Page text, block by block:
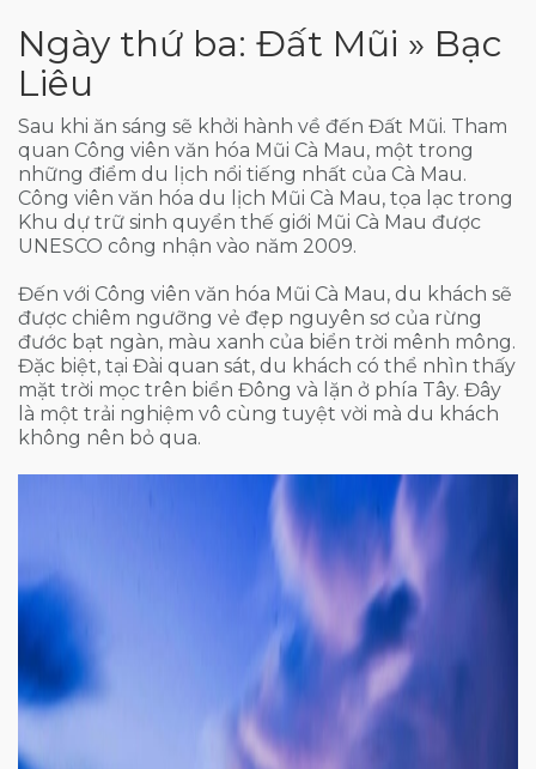
Ngày thứ ba: Đất Mũi » Bạc
Liêu
Sau khi ăn sáng sẽ khởi hành về đến Đất Mũi. Tham
quan Công viên văn hóa Mũi Cà Mau, một trong
những điểm du lịch nổi tiếng nhất của Cà Mau.
Công viên văn hóa du lịch Mũi Cà Mau, tọa lạc trong
Khu dự trữ sinh quyển thế giới Mũi Cà Mau được
UNESCO công nhận vào năm 2009.
Đến với Công viên văn hóa Mũi Cà Mau, du khách sẽ
được chiêm ngưỡng vẻ đẹp nguyên sơ của rừng
đước bạt ngàn, màu xanh của biển trời mênh mông.
Đặc biệt, tại Đài quan sát, du khách có thể nhìn thấy
mặt trời mọc trên biển Đông và lặn ở phía Tây. Đây
là một trải nghiệm vô cùng tuyệt vời mà du khách
không nên bỏ qua.